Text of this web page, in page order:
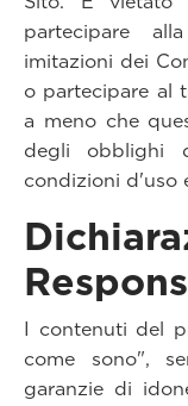
partecipare
imitazioni dei
o partecipare al
a meno che
degli obblighi
condizioni d'uso
I contenuti del
come sono",
garanzie di